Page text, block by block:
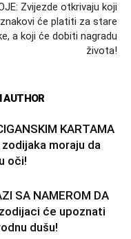
Zvijezde otkrivaju koji
znakovi će platiti za stare
a koji će dobiti nagradu
života!
AUTHOR
KARTAMA
zodijaka moraju da
oči!
SA NAMEROM DA
zodijaci će upoznati
dušu!